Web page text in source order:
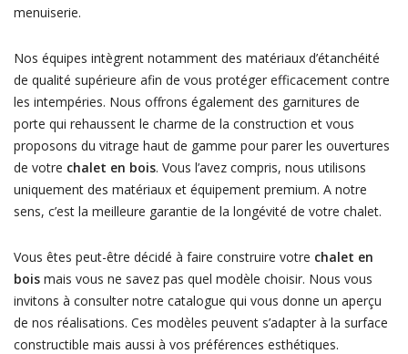
menuiserie.
Nos équipes intègrent notamment des matériaux d’étanchéité
de qualité supérieure afin de vous protéger efficacement contre
les intempéries. Nous offrons également des garnitures de
porte qui rehaussent le charme de la construction et vous
proposons du vitrage haut de gamme pour parer les ouvertures
de votre chalet en bois. Vous l’avez compris, nous utilisons
uniquement des matériaux et équipement premium. A notre
sens, c’est la meilleure garantie de la longévité de votre chalet.
Vous êtes peut-être décidé à faire construire votre chalet en
boismais vous ne savez pas quel modèle choisir. Nous vous
invitons à consulter notre catalogue qui vous donne un aperçu
de nos réalisations. Ces modèles peuvent s’adapter à la surface
constructible mais aussi à vos préférences esthétiques.